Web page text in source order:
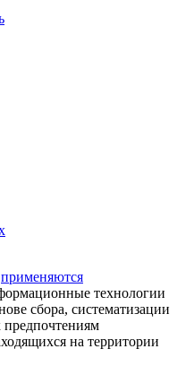
применяются
технологии
сбора, систематизации
предпочтениям
на территории